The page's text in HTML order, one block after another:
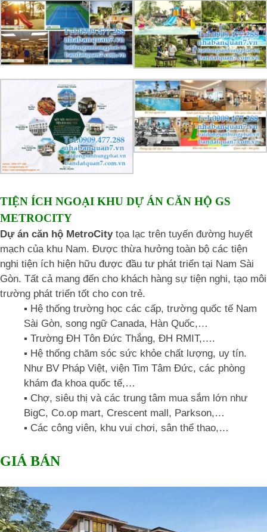
TIỆN ÍCH NGOẠI KHU DỰ ÁN CĂN HỘ GS
METROCITY
Dự án căn hộ MetroCitytọa lạc trên tuyến đường huyết
mạch của khu Nam. Được thừa hưởng toàn bộ các tiện
nghi tiện ích hiện hữu được đầu tư phát triển tại Nam Sài
Gòn. Tất cả mang đến cho khách hàng sự tiện nghi, tạo môi
trường phát triển tốt cho con trẻ.
▪️ Hệ thống trường học các cấp, trường quốc tế Nam
Sài Gòn, song ngữ Canada, Hàn Quốc,…
▪️ Trường ĐH Tôn Đức Thắng, ĐH RMIT,….
▪️ Hệ thống chăm sóc sức khỏe chất lượng, uy tín.
Như BV Pháp Việt, viện Tim Tâm Đức, các phòng
khám đa khoa quốc tế,…
▪️ Chợ, siêu thị và các trung tâm mua sắm lớn như
BigC, Co.op mart, Crescent mall, Parkson,…
▪️ Các công viên, khu vui chơi, sân thể thao,…
GIÁ BÁN